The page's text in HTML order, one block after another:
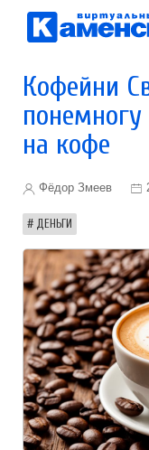
Кофейни
на кофе
Фёдор Змеев
ДЕНЬГИ